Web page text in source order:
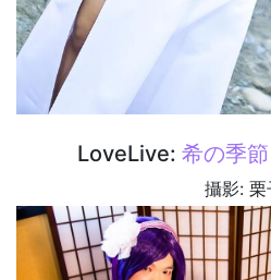
LoveLive: 希の季
攝影: 栗